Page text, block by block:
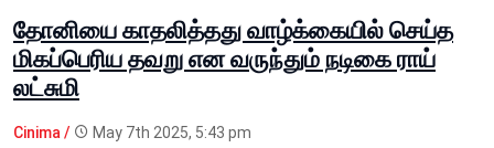
தோனியை காதலித்தது வாழ்க்கையில் செய்த
மிகப்பெரிய தவறு என வருந்தும் நடிகை ராய்
லட்சுமி
Cinima / May 7th 2025, 5:43 pm